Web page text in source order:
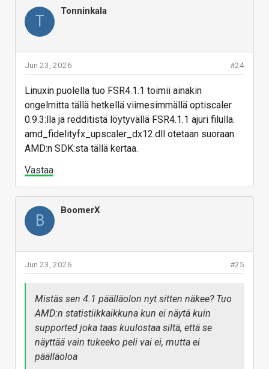
T
Tonninkala
#24
Jun 23, 2026
Linuxin puolella tuo FSR4.1.1 toimii ainakin
ongelmitta tällä hetkellä viimesimmällä optiscaler
0.9.3:lla ja redditistä löytyvällä FSR4.1.1 ajuri filulla.
amd_fidelityfx_upscaler_dx12.dll otetaan suoraan
AMD:n SDK:sta tällä kertaa.
Vastaa
B
BoomerX
#25
Jun 23, 2026
Mistäs sen 4.1 päälläolon nyt sitten näkee? Tuo
AMD:n statistiikkaikkuna kun ei näytä kuin
supported joka taas kuulostaa siltä, että se
näyttää vain tukeeko peli vai ei, mutta ei
päälläoloa